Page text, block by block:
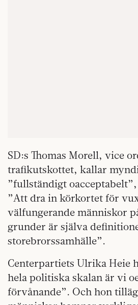
SD:s Thomas Morell, vice
trafikutskottet, kallar
”fullständigt
”Att dra in körkortet för
välfungerande människor
grunder är själva
storebrorssamhälle”.
Centerpartiets Ulrika Heie
hela politiska skalan är vi
förvånande”. Och hon